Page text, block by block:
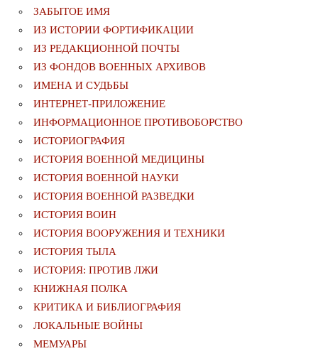
ЗАБЫТОЕ ИМЯ
ИЗ ИСТОРИИ ФОРТИФИКАЦИИ
ИЗ РЕДАКЦИОННОЙ ПОЧТЫ
ИЗ ФОНДОВ ВОЕННЫХ АРХИВОВ
ИМЕНА И СУДЬБЫ
ИНТЕРНЕТ-ПРИЛОЖЕНИЕ
ИНФОРМАЦИОННОЕ ПРОТИВОБОРСТВО
ИСТОРИОГРАФИЯ
ИСТОРИЯ ВОЕННОЙ МЕДИЦИНЫ
ИСТОРИЯ ВОЕННОЙ НАУКИ
ИСТОРИЯ ВОЕННОЙ РАЗВЕДКИ
ИСТОРИЯ ВОИН
ИСТОРИЯ ВООРУЖЕНИЯ И ТЕХНИКИ
ИСТОРИЯ ТЫЛА
ИСТОРИЯ: ПРОТИВ ЛЖИ
КНИЖНАЯ ПОЛКА
КРИТИКА И БИБЛИОГРАФИЯ
ЛОКАЛЬНЫЕ ВОЙНЫ
МЕМУАРЫ